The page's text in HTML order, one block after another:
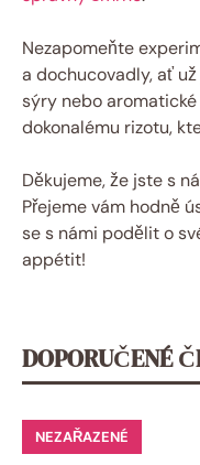
Nezapomeňte
a dochucovadly, ať
sýry nebo
dokonalému rizotu,
Děkujeme, že jste s
Přejeme vám hodně
se s námi podělit o
appétit!
DOPORUČENÉ
NEZAŘAZENÉ